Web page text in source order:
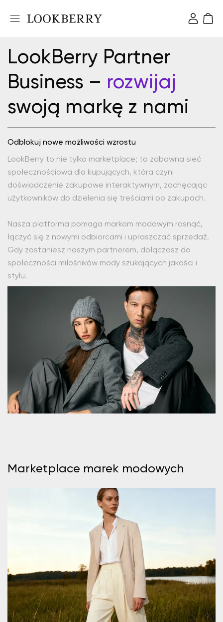
LookBerry Partner
Business – rozwijaj
swoją markę z nami
Odblokuj nowe możliwości wzrostu
LookBerry to nie tylko marketplace; to zabawna sieć
społecznościowa dla kupujących, która czyni
doświadczenie zakupowe interaktywnym, zachęcając
użytkowników do dzielenia się treściami po zakupach.
Nasza platforma pomaga markom modowym rosnąć,
łączyć się z nowymi odbiorcami i upraszczać sprzedaż.
Gdy zostaniesz naszym partnerem, dołączasz do
społeczności miłośników mody szukających jakości i
stylu.
Marketplace marek modowych